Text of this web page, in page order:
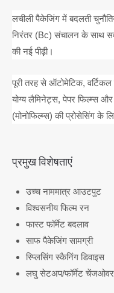
लचीली पैकेजिंग में बदलती
निरंतर (Bc) संचालन के साथ
की नई पीढ़ी।
पूरी तरह से ऑटोमेटिक,
योग्य लैमिनेट्स, पेपर फिल्म्स
(मोनोफिल्म्स) की प्रोसेसिंग के
प्रमुख विशेषताएं
उच्च नाममात्र आउटपुट
विश्वसनीय फिल्म रन
फास्ट फॉर्मेट बदलाव
साफ पैकेजिंग सामग्री
स्प्लिसिंग स्कैनिंग डिवाइस
लघु सेटअप/फॉर्मेट